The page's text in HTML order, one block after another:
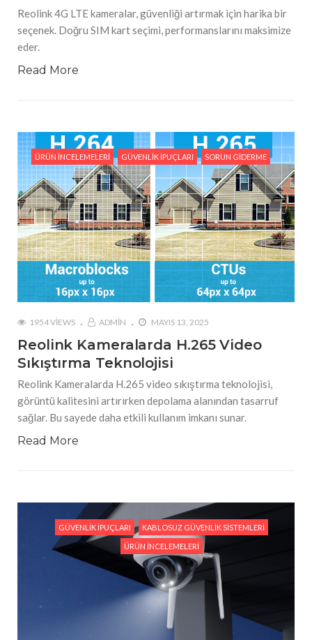
Reolink 4G LTE kameralar, güvenliği artırmak için harika bir
seçenek. Doğru SIM kart seçimi, performanslarını maksimize
eder.
Read More
ÜRÜN İNCELEMELERI GÜVENLIK İPUÇLARI SORUN GIDERME
1954 VIEWS ADMIN MAYIS 13, 2025
Reolink Kameralarda H.265 Video
Sıkıştırma Teknolojisi
Reolink Kameralarda H.265 video sıkıştırma teknolojisi,
görüntü kalitesini artırırken depolama alanından tasarruf
sağlar. Bu sayede daha etkili kullanım imkanı sunar.
Read More
GÜVENLIK İPUÇLARI KABLOSUZ GÜVENLIK SISTEMLERI
ÜRÜN İNCELEMELERI